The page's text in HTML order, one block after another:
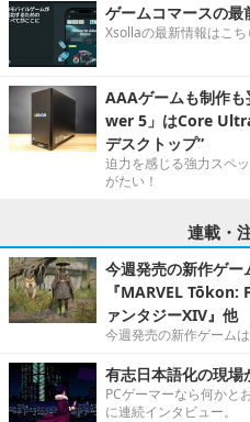
ゲームコマースの
Xsollaの最新情報はこち
AAAゲームも制作
wer 5」はCore
デスクトップ”
迫力を感じる強力スペ
がたい！
連載・
今週発売の新作ゲ
『MARVEL
ァンタジーXIV』他
今週発売の新作ゲームは
有志日本語化の現場
PCゲーマーなら何かと
に連続インタビュー。